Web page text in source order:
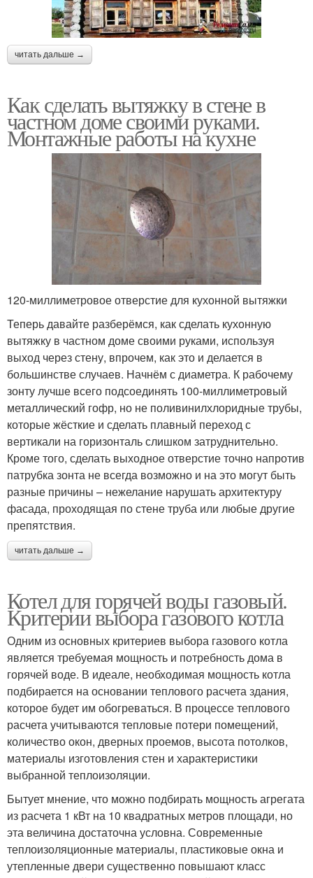
читать дальше →
Как сделать вытяжку в стене в
частном доме своими руками.
Монтажные работы на кухне
120-миллиметровое отверстие для кухонной вытяжки
Теперь давайте разберёмся, как сделать кухонную
вытяжку в частном доме своими руками, используя
выход через стену, впрочем, как это и делается в
большинстве случаев. Начнём с диаметра. К рабочему
зонту лучше всего подсоединять 100-миллиметровый
металлический гофр, но не поливинилхлоридные трубы,
которые жёсткие и сделать плавный переход с
вертикали на горизонталь слишком затруднительно.
Кроме того, сделать выходное отверстие точно напротив
патрубка зонта не всегда возможно и на это могут быть
разные причины – нежелание нарушать архитектуру
фасада, проходящая по стене труба или любые другие
препятствия.
читать дальше →
Котел для горячей воды газовый.
Критерии выбора газового котла
Одним из основных критериев выбора газового котла
является требуемая мощность и потребность дома в
горячей воде. В идеале, необходимая мощность котла
подбирается на основании теплового расчета здания,
которое будет им обогреваться. В процессе теплового
расчета учитываются тепловые потери помещений,
количество окон, дверных проемов, высота потолков,
материалы изготовления стен и характеристики
выбранной теплоизоляции.
Бытует мнение, что можно подбирать мощность агрегата
из расчета 1 кВт на 10 квадратных метров площади, но
эта величина достаточна условна. Современные
теплоизоляционные материалы, пластиковые окна и
утепленные двери существенно повышают класс